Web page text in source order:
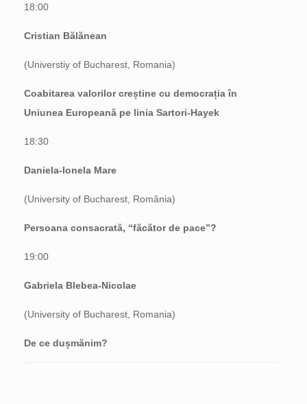
18:00
Cristian Bălănean
(Universtiy of Bucharest, Romania)
Coabitarea valorilor creștine cu democrația în
Uniunea Europeană pe linia Sartori-Hayek
18:30
Daniela-Ionela Mare
(University of Bucharest, România)
Persoana consacrată, “făcător de pace”?
19:00
Gabriela Blebea-Nicolae
(University of Bucharest, Romania)
De ce dușmănim?